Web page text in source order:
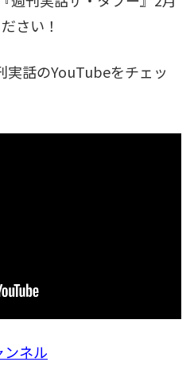
さい！
実話のYouTubeをチェッ
ンネル